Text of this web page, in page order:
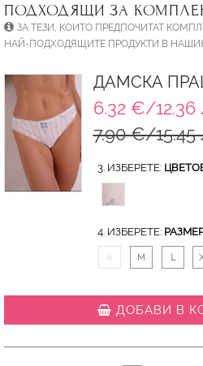
ПОДХОДЯЩИ ЗА
ЗА ТЕЗИ, КОИТО ПРЕДПОЧИТАТ
НАЙ-ПОДХОДЯЩИТЕ ПРОДУКТИ В НАШИЯ
ДАМСКА
6.32 €/12.36
7.90 €/15.45
3. ИЗБЕРЕТЕ:
4. ИЗБЕРЕТЕ:
S M L
ДОБАВИ В